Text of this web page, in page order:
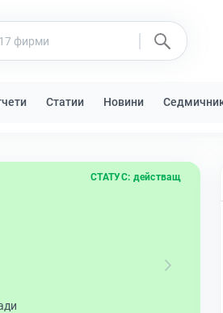
Статии Новини
СТАТУС: действащ